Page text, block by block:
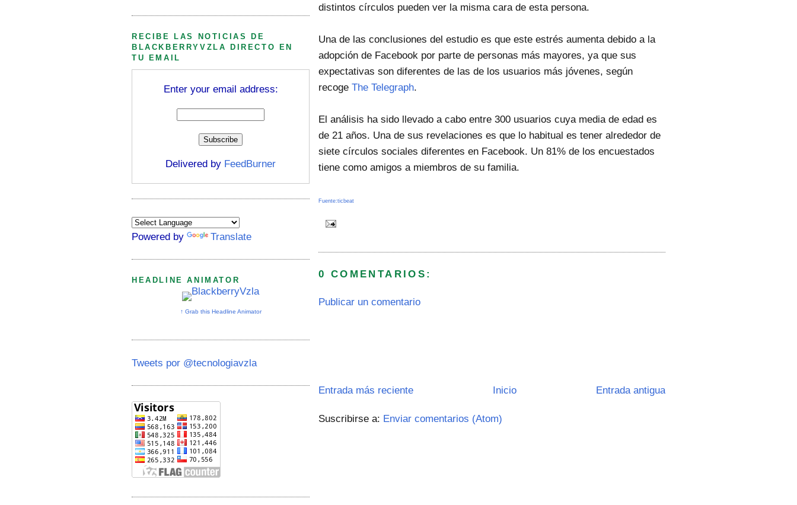
distintos círculos pueden ver la misma cara de esta persona.
Una de las conclusiones del estudio es que este estrés aumenta debido a la
adopción de Facebook por parte de personas más mayores, ya que sus
expectativas son diferentes de las de los usuarios más jóvenes, según
recoge The Telegraph.
El análisis ha sido llevado a cabo entre 300 usuarios cuya media de edad es
de 21 años. Una de sus revelaciones es que lo habitual es tener alrededor de
siete círculos sociales diferentes en Facebook. Un 81% de los encuestados
tiene como amigos a miembros de su familia.
Fuente:ticbeat
0 COMENTARIOS:
Publicar un comentario
Entrada más reciente Entrada antigua
Inicio
Suscribirse a: Enviar comentarios (Atom)
RECIBE LAS NOTICIAS DE
BLACKBERRYVZLA DIRECTO EN
TU EMAIL
Enter your email address:
Delivered by FeedBurner
Powered by Translate
HEADLINE ANIMATOR
↑ Grab this Headline Animator
Tweets por @tecnologiavzla